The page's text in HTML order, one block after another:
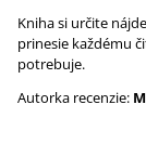
Kniha si určite
prinesie každému
potrebuje.
Autorka recenzie: